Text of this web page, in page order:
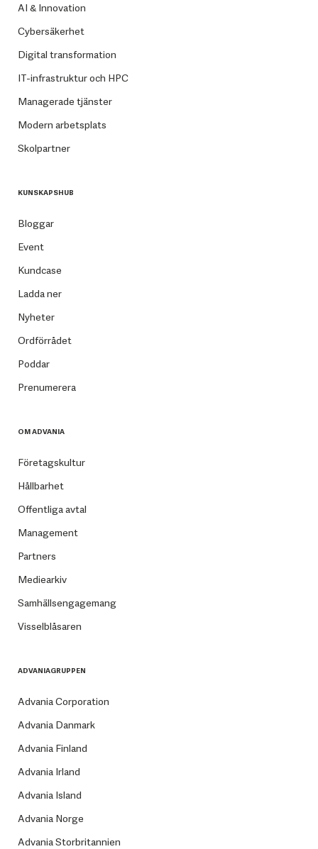
AI & Innovation
Cybersäkerhet
Digital transformation
IT-infrastruktur och HPC
Managerade tjänster
Modern arbetsplats
Skolpartner
KUNSKAPSHUB
Bloggar
Event
Kundcase
Ladda ner
Nyheter
Ordförrådet
Poddar
Prenumerera
OM ADVANIA
Företagskultur
Hållbarhet
Offentliga avtal
Management
Partners
Mediearkiv
Samhällsengagemang
Visselblåsaren
ADVANIAGRUPPEN
Advania Corporation
Advania Danmark
Advania Finland
Advania Irland
Advania Island
Advania Norge
Advania Storbritannien